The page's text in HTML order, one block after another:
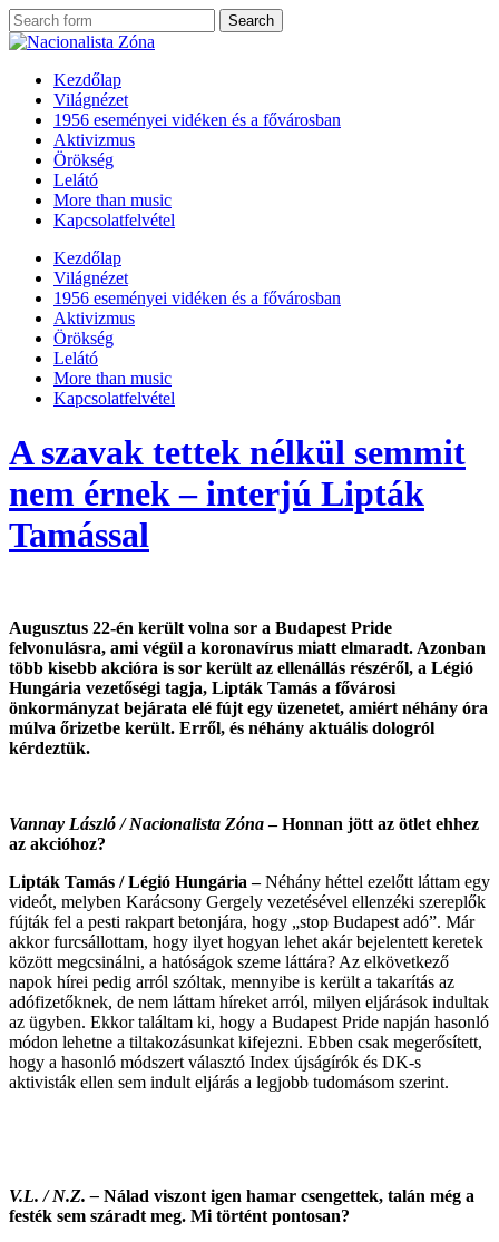
Kezdőlap
Világnézet
1956 eseményei vidéken és a fővárosban
Aktivizmus
Örökség
Lelátó
More than music
Kapcsolatfelvétel
Kezdőlap
Világnézet
1956 eseményei vidéken és a fővárosban
Aktivizmus
Örökség
Lelátó
More than music
Kapcsolatfelvétel
A szavak tettek nélkül semmit
nem érnek – interjú Lipták
Tamással
Augusztus 22-én került volna sor a Budapest Pride
felvonulásra, ami végül a koronavírus miatt elmaradt. Azonban
több kisebb akcióra is sor került az ellenállás részéről, a Légió
Hungária vezetőségi tagja, Lipták Tamás a fővárosi
önkormányzat bejárata elé fújt egy üzenetet, amiért néhány óra
múlva őrizetbe került. Erről, és néhány aktuális dologról
kérdeztük.
Vannay László / Nacionalista Zóna– Honnan jött az ötlet ehhez
az akcióhoz?
Lipták Tamás / Légió Hungária –Néhány héttel ezelőtt láttam egy
videót, melyben Karácsony Gergely vezetésével ellenzéki szereplők
fújták fel a pesti rakpart betonjára, hogy „stop Budapest adó”. Már
akkor furcsállottam, hogy ilyet hogyan lehet akár bejelentett keretek
között megcsinálni, a hatóságok szeme láttára? Az elkövetkező
napok hírei pedig arról szóltak, mennyibe is került a takarítás az
adófizetőknek, de nem láttam híreket arról, milyen eljárások indultak
az ügyben. Ekkor találtam ki, hogy a Budapest Pride napján hasonló
módon lehetne a tiltakozásunkat kifejezni. Ebben csak megerősített,
hogy a hasonló módszert választó Index újságírók és DK-s
aktivisták ellen sem indult eljárás a legjobb tudomásom szerint.
V.L. / N.Z. – Nálad viszont igen hamar csengettek, talán még a
festék sem száradt meg. Mi történt pontosan?